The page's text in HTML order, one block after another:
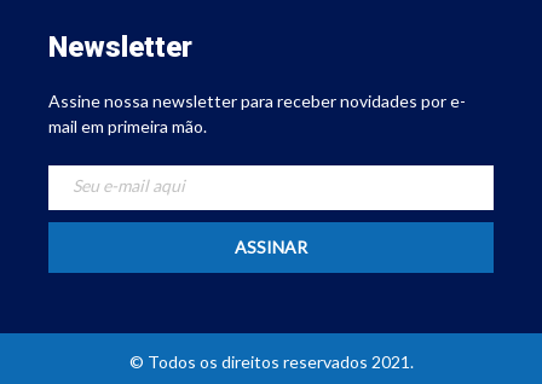
Newsletter
Assine nossa newsletter para receber novidades por e-
mail em primeira mão.
© Todos os direitos reservados 2021.